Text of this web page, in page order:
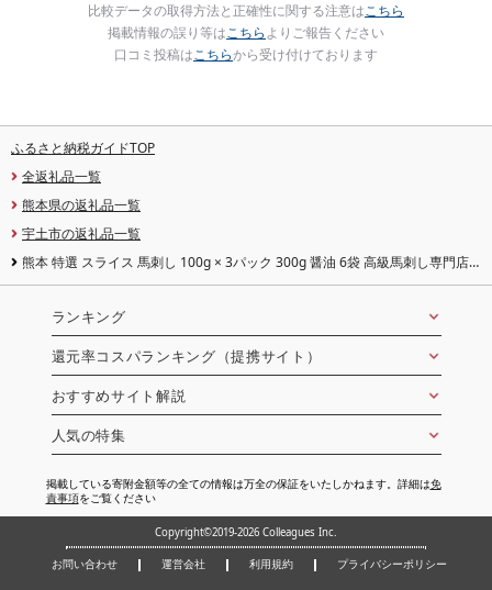
比較データの取得方法と正確性に関する注意はこちら
掲載情報の誤り等はこちらよりご報告ください
口コミ投稿はこちらから受け付けております
ふるさと納税ガイドTOP
全返礼品一覧
熊本県の返礼品一覧
宇土市の返礼品一覧
熊本 特選 スライス 馬刺し 100g × 3パック 300g 醤油 6袋 高級馬刺し専門店
宇土市]ランキング
還元率コスパランキング（提携サイト）
おすすめサイト解説
人気の特集
掲載している寄附金額等の全ての情報は万全の保証をいたしかねます。詳細は免
責事項をご覧ください
Copyright©2019-2026 Colleagues Inc.
お問い合わせ 運営会社 利用規約 プライバシーポリシー